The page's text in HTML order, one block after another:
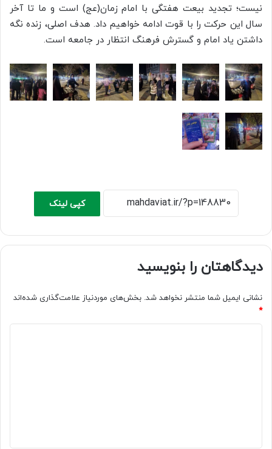
نیست؛ تجدید بیعت هفتگی با امام زمان(عج) است و ما تا آخر
سال این حرکت را با قوت ادامه خواهیم داد. هدف اصلی، زنده نگه
داشتن یاد امام و گسترش فرهنگ انتظار در جامعه است.
کپی لینک
دیدگاهتان را بنویسید
نشانی ایمیل شما منتشر نخواهد شد. بخش‌های موردنیاز علامت‌گذاری شده‌اند
*